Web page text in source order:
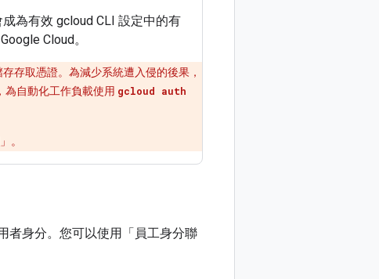
為有效 gcloud CLI 設定中的有
Cloud。
存取憑證。為減少系統遭入侵的後果，
自動化工作負載使用 gcloud auth
」。
者身分。您可以使用「員工身分聯